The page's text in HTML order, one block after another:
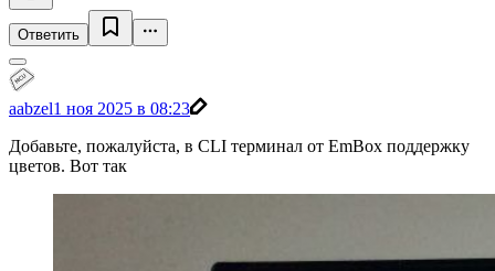
Ответить
aabzel1 ноя 2025 в 08:23
Добавьте, пожалуйста, в CLI терминал от EmBox поддержку
цветов. Вот так